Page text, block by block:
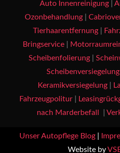
Auto Innenreinigung|
Ozonbehandlung|
Tierhaarentfernung|
Bringservice|
Scheibenfolierung|
Scheibenversiegelung
Keramikversiegelung|
Fahrzeugpolitur|
nach Marderbefall
Unser Autopflege Blog|
Website by